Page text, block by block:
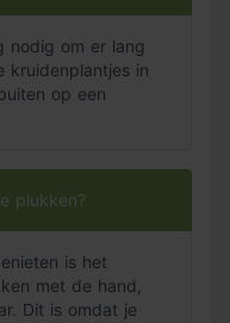
opnemen. Zet ze op
zijn voor je plantjes.
schadelijk kunnen zijn
daarom altijd af
nodig om er lang
kruidenplantjes in
op een
plukken?
is het
met de hand,
Dit is omdat je